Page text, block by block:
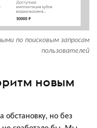
по поисковым запросам
пользователей
новым
обстановку, но без